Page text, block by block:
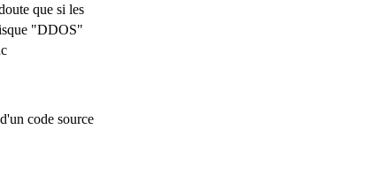
que si les
"DDOS"
code source